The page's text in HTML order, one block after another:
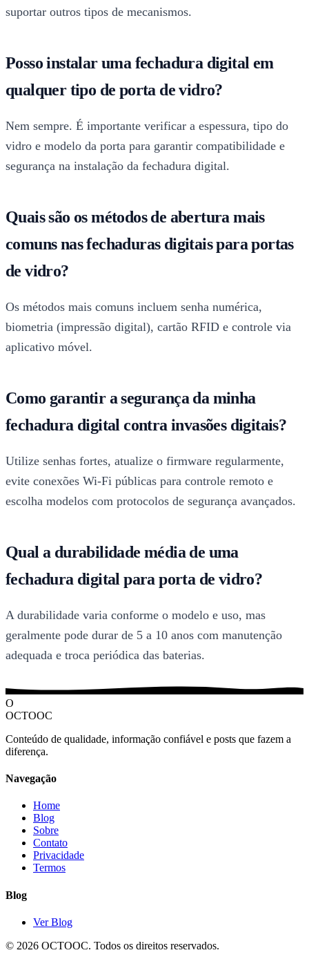
suportar outros tipos de mecanismos.
Posso instalar uma fechadura digital em
qualquer tipo de porta de vidro?
Nem sempre. É importante verificar a espessura, tipo do
vidro e modelo da porta para garantir compatibilidade e
segurança na instalação da fechadura digital.
Quais são os métodos de abertura mais
comuns nas fechaduras digitais para portas
de vidro?
Os métodos mais comuns incluem senha numérica,
biometria (impressão digital), cartão RFID e controle via
aplicativo móvel.
Como garantir a segurança da minha
fechadura digital contra invasões digitais?
Utilize senhas fortes, atualize o firmware regularmente,
evite conexões Wi-Fi públicas para controle remoto e
escolha modelos com protocolos de segurança avançados.
Qual a durabilidade média de uma
fechadura digital para porta de vidro?
A durabilidade varia conforme o modelo e uso, mas
geralmente pode durar de 5 a 10 anos com manutenção
adequada e troca periódica das baterias.
O
OCTOOC
Conteúdo de qualidade, informação confiável e posts que fazem a
diferença.
Navegação
Home
Blog
Sobre
Contato
Privacidade
Termos
Blog
Ver Blog
© 2026 OCTOOC. Todos os direitos reservados.